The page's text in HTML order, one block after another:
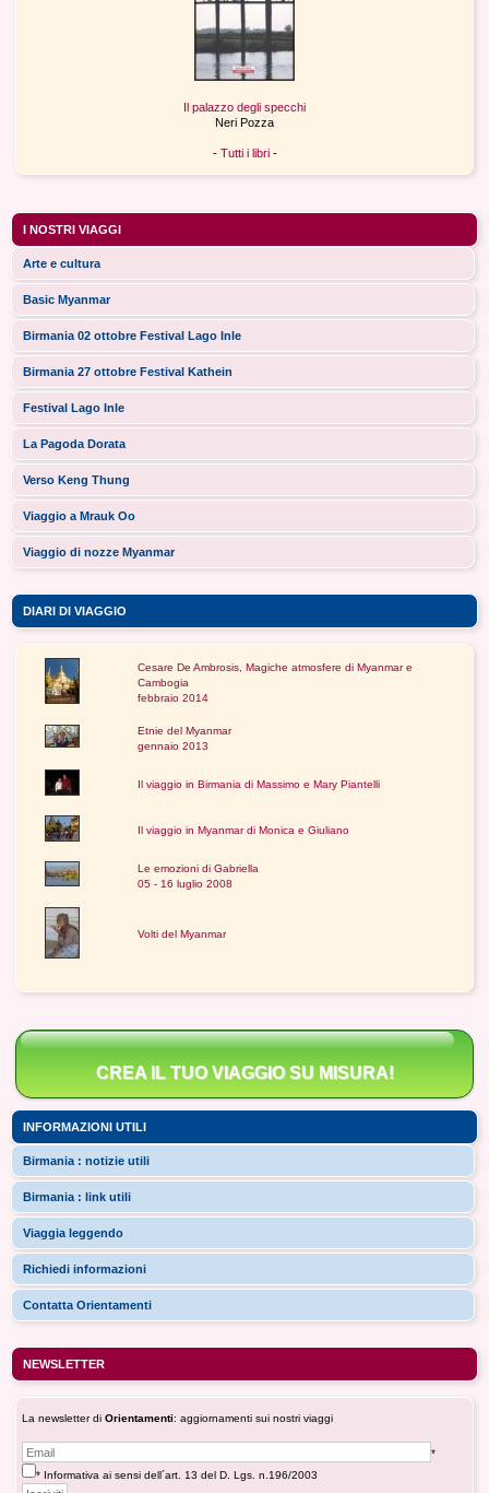
Il palazzo degli specchi
Neri Pozza
- Tutti i libri-
I NOSTRI VIAGGI
Arte e cultura
Basic Myanmar
Birmania 02 ottobre Festival Lago Inle
Birmania 27 ottobre Festival Kathein
Festival Lago Inle
La Pagoda Dorata
Verso Keng Thung
Viaggio a Mrauk Oo
Viaggio di nozze Myanmar
DIARI DI VIAGGIO
Cesare De Ambrosis, Magiche atmosfere di Myanmar e
Cambogia
febbraio 2014
Etnie del Myanmar
gennaio 2013
Il viaggio in Birmania di Massimo e Mary Piantelli
Il viaggio in Myanmar di Monica e Giuliano
Le emozioni di Gabriella
05 - 16 luglio 2008
Volti del Myanmar
CREA IL TUO VIAGGIO SU MISURA!
INFORMAZIONI UTILI
Birmania : notizie utili
Birmania : link utili
Viaggia leggendo
Richiedi informazioni
Contatta Orientamenti
NEWSLETTER
La newsletter di Orientamenti: aggiornamenti sui nostri viaggi
*
* Informativa ai sensi dell´art. 13 del D. Lgs. n.196/2003